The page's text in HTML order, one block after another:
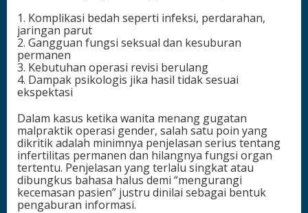
1. Komplikasi bedah seperti infeksi, perdarahan,
jaringan parut
2. Gangguan fungsi seksual dan kesuburan
permanen
3. Kebutuhan operasi revisi berulang
4. Dampak psikologis jika hasil tidak sesuai
ekspektasi
Dalam kasus ketika wanita menang gugatan
malpraktik operasi gender, salah satu poin yang
dikritik adalah minimnya penjelasan serius tentang
infertilitas permanen dan hilangnya fungsi organ
tertentu. Penjelasan yang terlalu singkat atau
dibungkus bahasa halus demi “mengurangi
kecemasan pasien” justru dinilai sebagai bentuk
pengaburan informasi.